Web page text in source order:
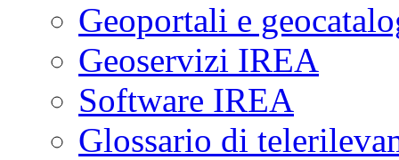
Geoportali e
Geoservizi IREA
Software IREA
Glossario di